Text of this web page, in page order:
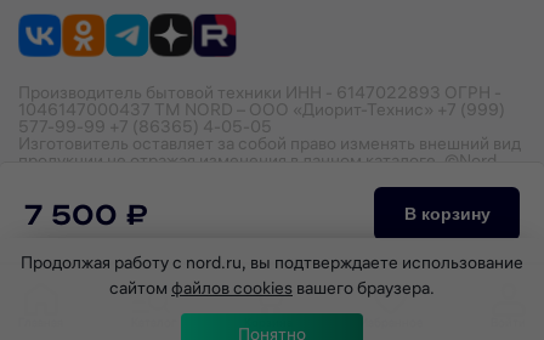
Производитель бытовой техники ИНН - 6147022893 ОГРН -
1046147000437 ТМ NORD – ООО «Диорит-Технис» +7 (999)
577-99-99 +7 (86365) 4-05-05
Изготовитель оставляет за собой право изменять внешний вид
продукции не отражая изменения в данном каталоге. ©Nord,
Продолжая работу с nord.ru, вы подтверждаете использование
сайтом файлов cookies вашего браузера.
Понятно
7 500 ₽ В корзину